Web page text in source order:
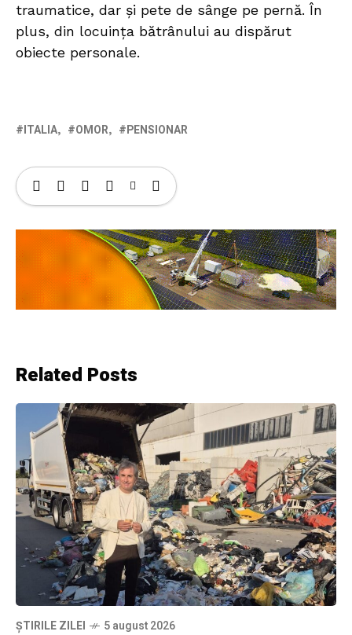
traumatice, dar și pete de sânge pe pernă. În
plus, din locuința bătrânului au dispărut
obiecte personale.
ITALIA OMOR PENSIONAR
Related Posts
ȘTIRILE ZILEI 5 august 2026